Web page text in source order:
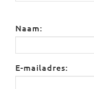
Naam:
E-mailadres: